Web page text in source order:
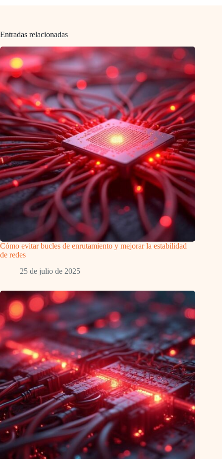
Entradas relacionadas
Cómo evitar bucles de enrutamiento y mejorar la estabilidad
de redes
25 de julio de 2025